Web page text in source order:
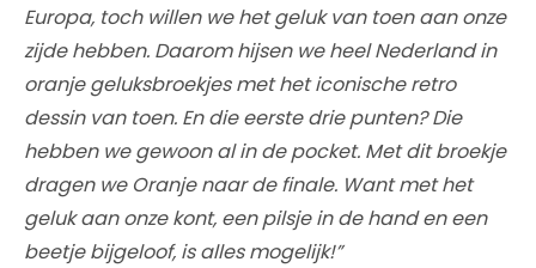
Europa, toch willen we het geluk van toen aan onze
zijde hebben. Daarom hijsen we heel Nederland in
oranje geluksbroekjes met het iconische retro
dessin van toen. En die eerste drie punten? Die
hebben we gewoon al in de pocket. Met dit broekje
dragen we Oranje naar de finale. Want met het
geluk aan onze kont, een pilsje in de hand en een
beetje bijgeloof, is alles mogelijk!”